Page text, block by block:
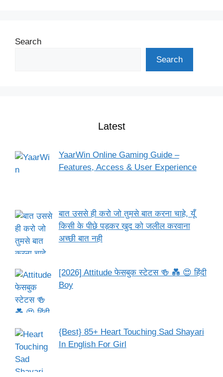
Search
Search
Latest
YaarWin Online Gaming Guide –
Features, Access & User Experience
बात उससे ही करो जो तुमसे बात करना चाहे, यूँ
किसी के पीछे पड़कर खुद को जलील करवाना
अच्छी बात नही
[2026] Attitude फेसबुक स्टेटस 🍻 💑 😍 हिंदी
Boy
{Best} 85+ Heart Touching Sad Shayari
In English For Girl